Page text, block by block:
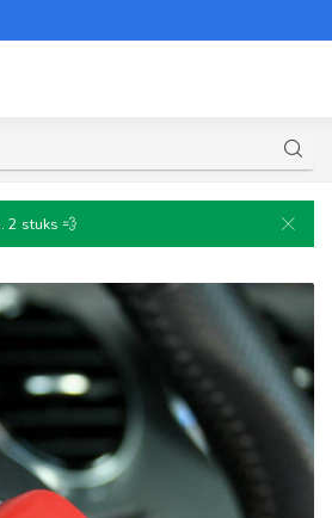
2 stuks 💨